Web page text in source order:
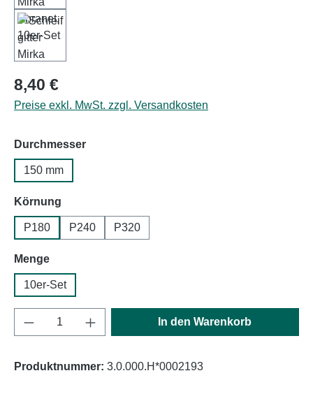
Regulärer Preis:
8,40 €
Preise exkl. MwSt. zzgl. Versandkosten
Durchmesserauswählen
150 mm
Körnung
P180 P240 P320
Mengeauswählen
10er-Set
Produkt Anzahl: Gib den gewünschten
In den Warenkorb
Produktnummer: 3.0.000.H*0002193